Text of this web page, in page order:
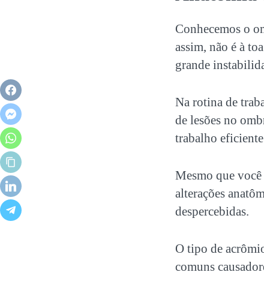
Conhecemos o
assim, não é à
grande
Na rotina de
de lesões no
trabalho
Mesmo que
alterações
despercebidas.
O tipo de
comuns